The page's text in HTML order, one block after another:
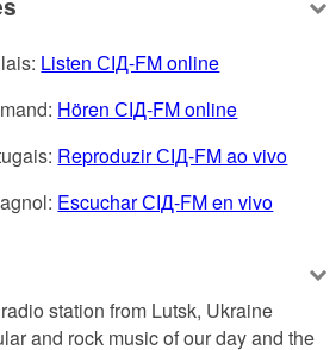
Listen СІД-FM online
Hören СІД-FM online
Reproduzir СІД-FM ao vivo
Escuchar СІД-FM en vivo
station from Lutsk, Ukraine
and rock music of our day and the